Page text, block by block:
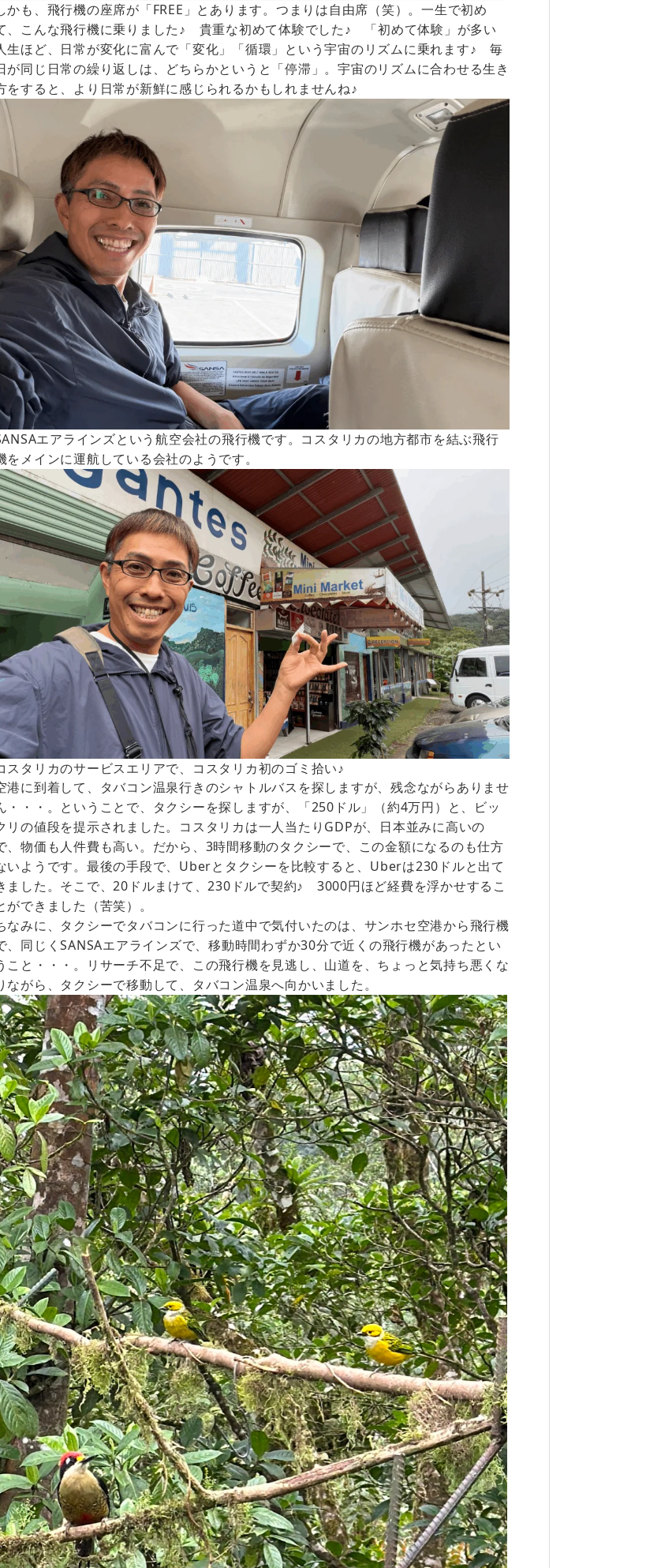
かも、飛行機の座席が「FREE」とあります。つまりは自由席（笑）。一生で初め
、こんな飛行機に乗りました♪ 貴重な初めて体験でした♪
「初めて体験」が多い
生ほど、日常が変化に富んで「変化」「循環」という宇宙のリズムに乗れます♪ 毎
が同じ日常の繰り返しは、どちらかというと「停滞」。宇宙のリズムに合わせる生き
をすると、より日常が新鮮に感じられるかもしれませんね♪
エアラインズという航空会社の飛行機です。コスタリカの地方都市を結ぶ飛行
をメインに運航している会社のようです。
スタリカのサービスエリアで、コスタリカ初のゴミ拾い♪
港に到着して、タバコン温泉行きのシャトルバスを探しますが、残念ながらありませ
・・・。ということで、タクシーを探しますが、「250ドル」（約4万円）と、ビッ
リの値段を提示されました。コスタリカは一人当たりGDPが、日本並みに高いの
、物価も人件費も高い。だから、3時間移動のタクシーで、この金額になるのも仕方
いようです。最後の手段で、Uberとタクシーを比較すると、Uberは230ドルと出て
ました。そこで、20ドルまけて、230ドルで契約♪ 3000円ほど経費を浮かせするこ
ができました（苦笑）。
なみに、タクシーでタバコンに行った道中で気付いたのは、サンホセ空港から飛行機
、同じくSANSAエアラインズで、移動時間わずか30分で近くの飛行機があったとい
こと・・・。リサーチ不足で、この飛行機を見逃し、山道を、ちょっと気持ち悪くな
ながら、タクシーで移動して、タバコン温泉へ向かいました。